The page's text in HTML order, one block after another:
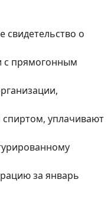
о
с прямогонным
уплачивают
за январь